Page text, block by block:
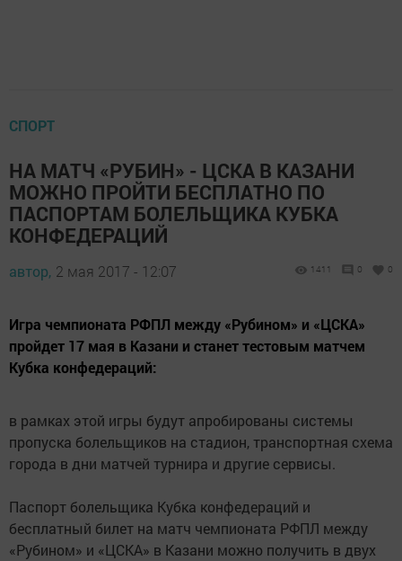
СПОРТ
НА МАТЧ «РУБИН» - ЦСКА В КАЗАНИ
МОЖНО ПРОЙТИ БЕСПЛАТНО ПО
ПАСПОРТАМ БОЛЕЛЬЩИКА КУБКА
КОНФЕДЕРАЦИЙ
автор, 2 мая 2017 - 12:07 1411 0 0
Игра чемпионата РФПЛ между «Рубином» и «ЦСКА»
пройдет 17 мая в Казани и станет тестовым матчем
Кубка конфедераций:
в рамках этой игры будут апробированы системы
пропуска болельщиков на стадион, транспортная схема
города в дни матчей турнира и другие сервисы.
Паспорт болельщика Кубка конфедераций и
бесплатный билет на матч чемпионата РФПЛ между
«Рубином» и «ЦСКА» в Казани можно получить в двух